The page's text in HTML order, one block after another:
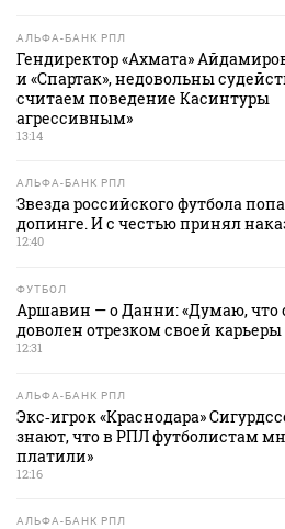
АЛЬФА-БАНК РПЛ
Гендиректор «Ахмата»
и «Спартак», недовольны
считаем поведение Касинтуры
агрессивным»
13:14
АЛЬФА-БАНК РПЛ
Звезда российского футбола
допинге. И с честью принял
12:40
ФУТБОЛ
Аршавин — о Данни: «Думаю, что
доволен отрезком своей
12:31
АЛЬФА-БАНК РПЛ
Экс‑игрок «Краснодара»
знают, что в РПЛ футболистам
платили»
12:16
АЛЬФА-БАНК РПЛ